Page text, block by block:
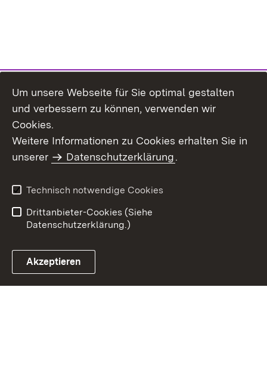
Benutzungshinweise
Erklärung zur
Um unsere Webseite für Sie optimal gestalten
und verbessern zu können, verwenden wir
Cookies.
Weitere Informationen zu Cookies erhalten Sie in
unserer
Datenschutzerklärung.
Technisch notwendige Cookies
Drittanbieter-Cookies (Siehe
Datenschutzerklärung.)
Akzeptieren